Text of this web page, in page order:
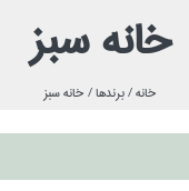
خانه سبز
خانه /برندها /خانه سبز